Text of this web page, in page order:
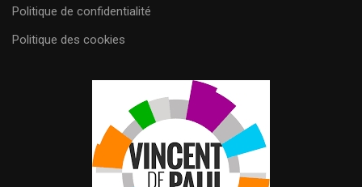
Politique de confidentialité
Politique des cookies